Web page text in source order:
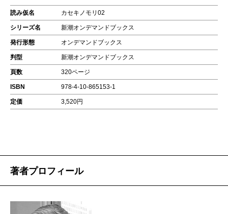
読み仮名 カセキノモリ02
シリーズ名 新潮オンデマンドブックス
発行形態 オンデマンドブックス
判型 新潮オンデマンドブックス
頁数 320ページ
ISBN 978-4-10-865153-1
定価 3,520円
著者プロフィール